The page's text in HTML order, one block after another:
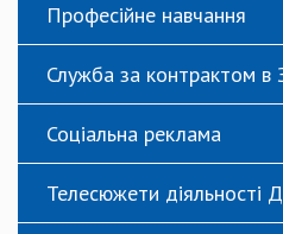
Професійне навчання
Служба за контрактом в
Соціальна реклама
Телесюжети діяльності